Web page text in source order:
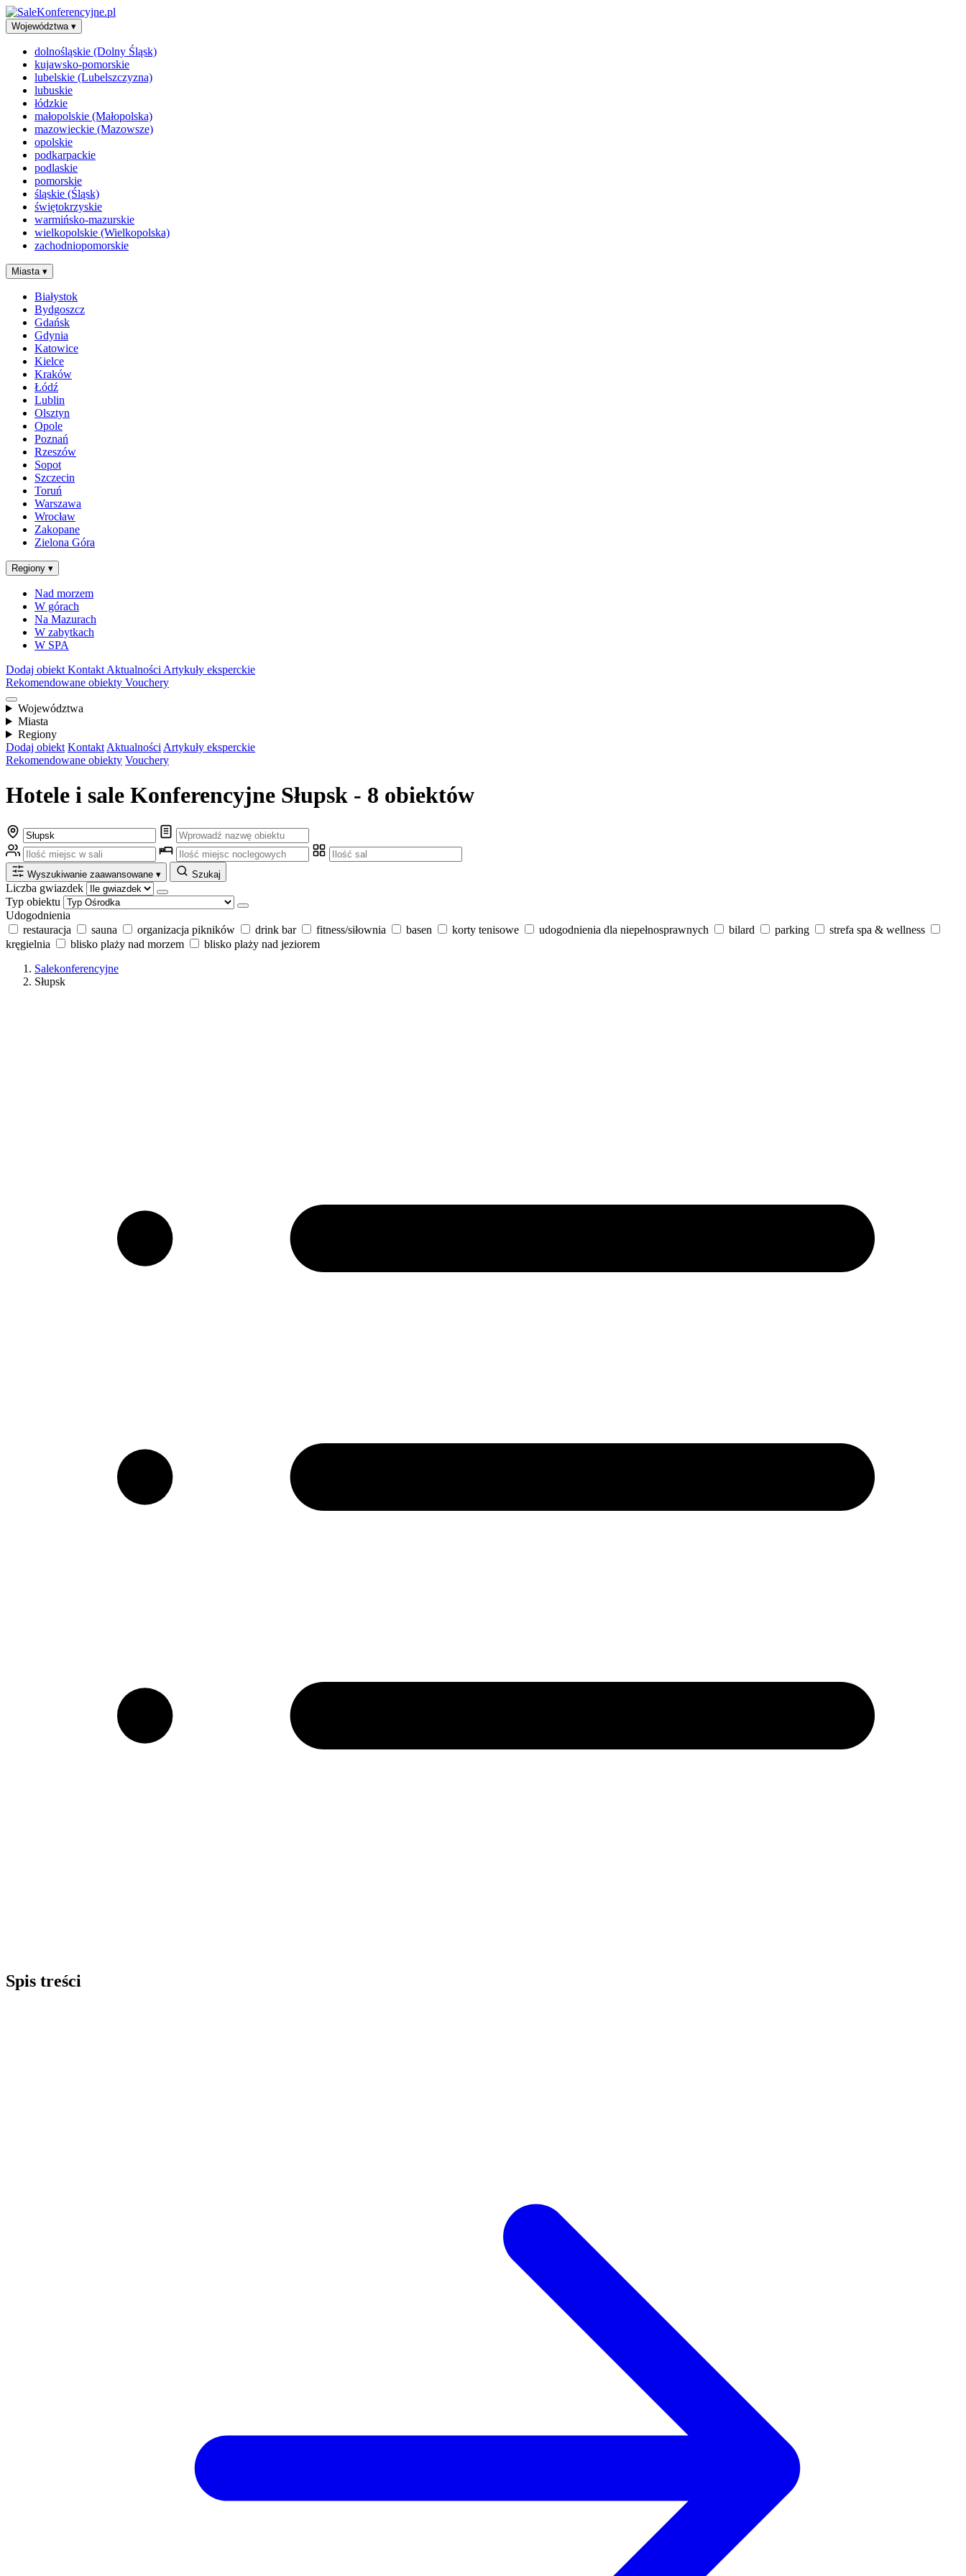
Województwa ▾
dolnośląskie (Dolny Śląsk)
kujawsko-pomorskie
lubelskie (Lubelszczyzna)
lubuskie
łódzkie
małopolskie (Małopolska)
mazowieckie (Mazowsze)
opolskie
podkarpackie
podlaskie
pomorskie
śląskie (Śląsk)
świętokrzyskie
warmińsko-mazurskie
wielkopolskie (Wielkopolska)
zachodniopomorskie
Miasta ▾
Białystok
Bydgoszcz
Gdańsk
Gdynia
Katowice
Kielce
Kraków
Łódź
Lublin
Olsztyn
Opole
Poznań
Rzeszów
Sopot
Szczecin
Toruń
Warszawa
Wrocław
Zakopane
Zielona Góra
Regiony ▾
Nad morzem
W górach
Na Mazurach
W zabytkach
W SPA
Dodaj obiekt Kontakt Aktualności Artykuły eksperckie
Rekomendowane obiekty Vouchery
Województwa
Miasta
Regiony
Dodaj obiekt Kontakt Aktualności Artykuły eksperckie
Rekomendowane obiekty Vouchery
Hotele i sale Konferencyjne Słupsk - 8 obiektów
Wyszukiwanie zaawansowane ▾ Szukaj
Liczba gwiazdek
Typ obiektu
Udogodnienia
restauracja
sauna organizacja pikników drink bar fitness/siłownia basen korty tenisowe udogodnienia dla niepełnosprawnych bilard parking
strefa spa & wellness
kręgielnia
blisko plaży nad morzem
blisko plaży nad jeziorem
Salekonferencyjne
Słupsk
Spis treści